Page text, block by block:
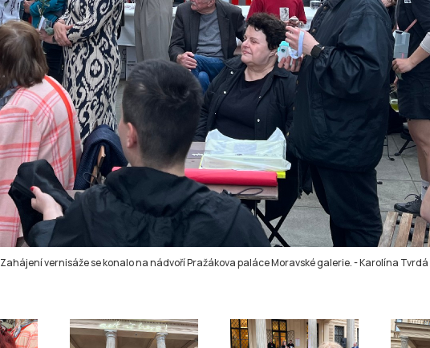
Zahájení vernisáže se konalo na nádvoří Pražákova paláce Moravské galerie.-Karolína Tvrdá